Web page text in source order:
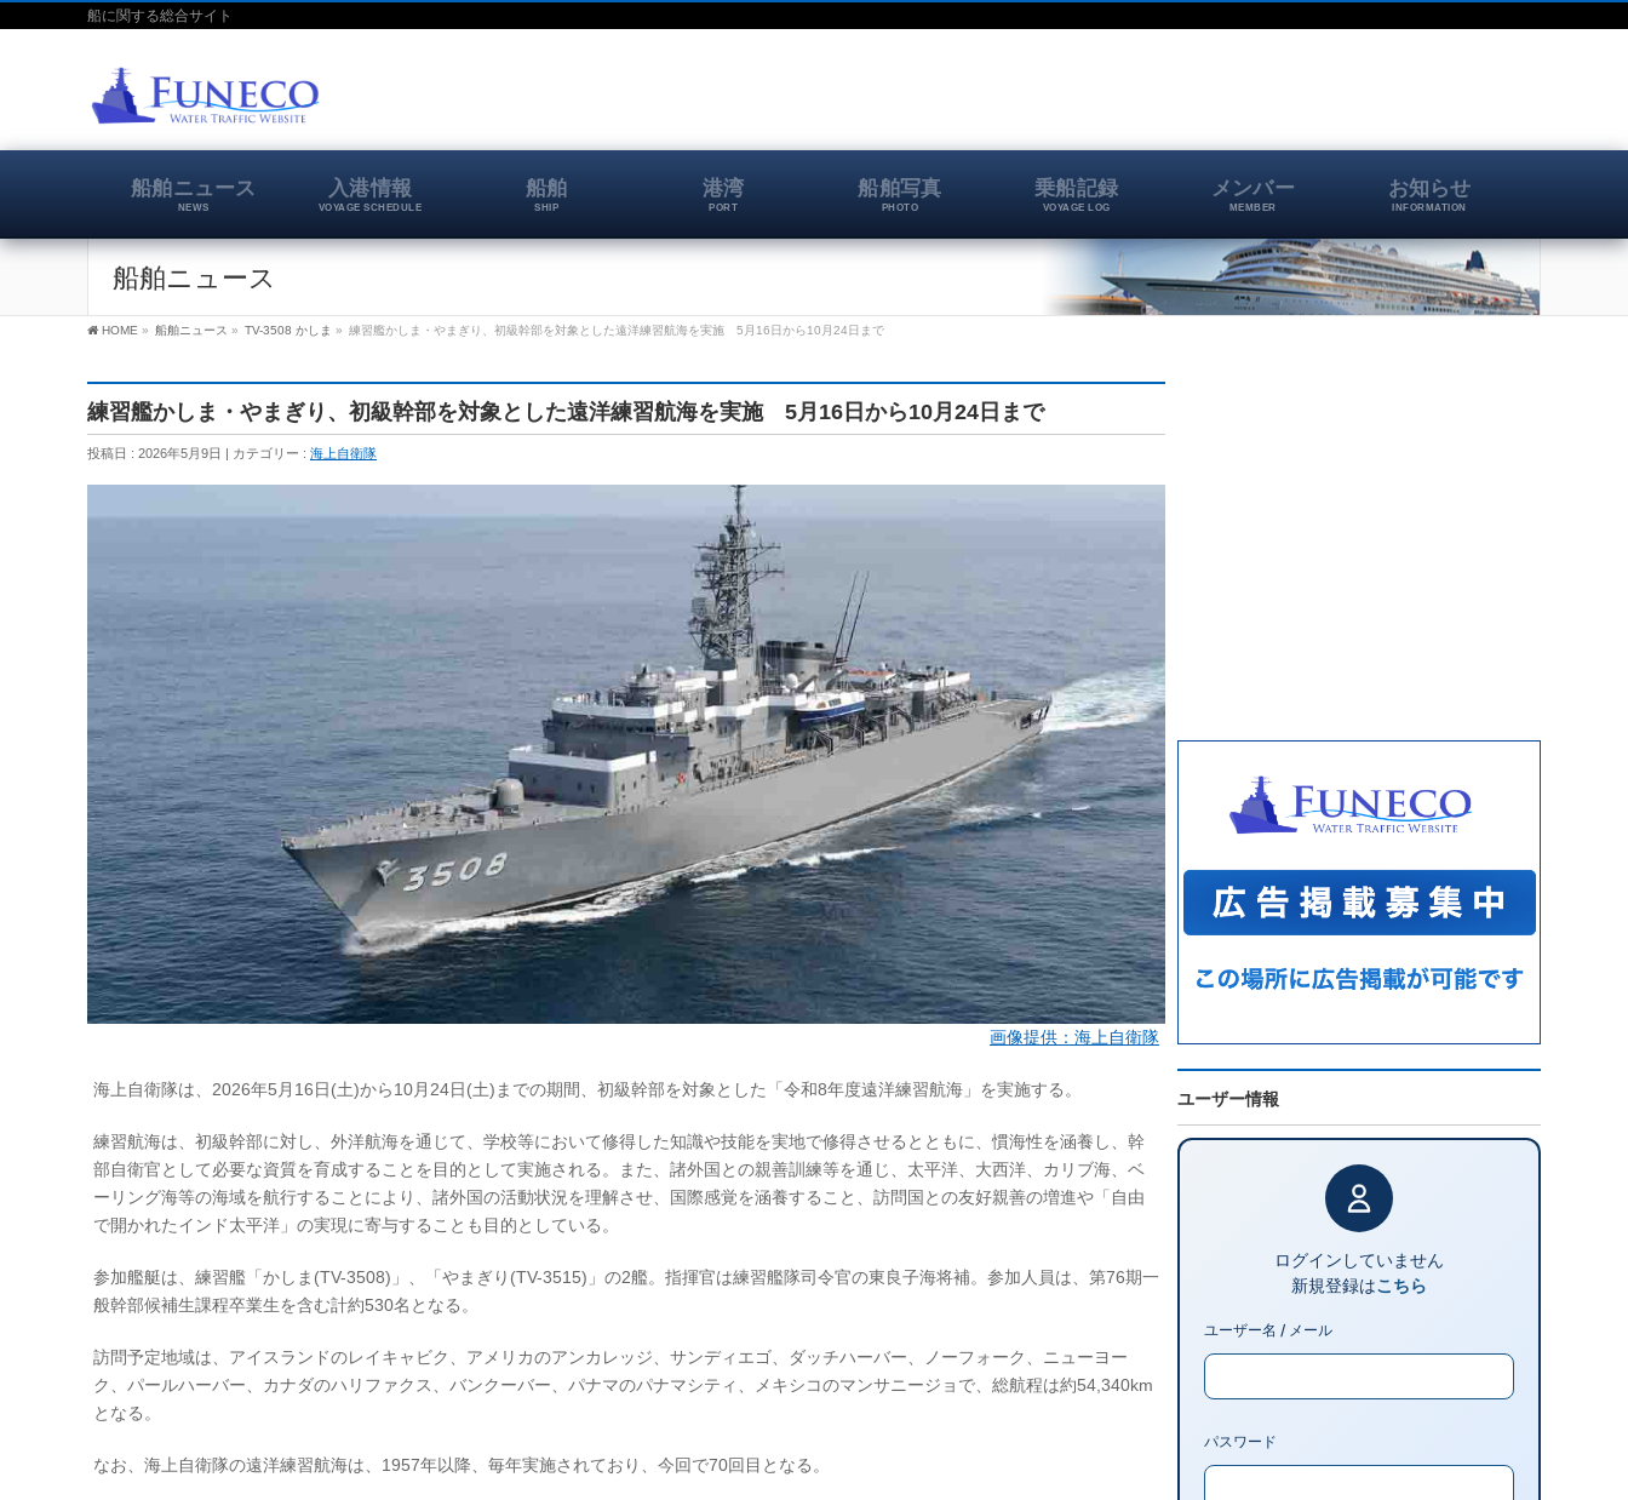
船に関する総合サイト
船舶ニュース
NEWS
入港情報
VOYAGE SCHEDULE
船舶
SHIP
港湾
PORT
船舶写真
PHOTO
乗船記録
VOYAGE LOG
メンバー
MEMBER
お知らせ
INFORMATION
船舶ニュース
HOME » 船舶ニュース » TV-3508 かしま » 練習艦かしま・やまぎり、初級幹部を対象とした遠洋練習航海を実施 5月16日から10月24日まで
練習艦かしま・やまぎり、初級幹部を対象とした遠洋練習航海を実施 5月16日から10月24日まで
投稿日 : 2026年5月9日 カテゴリー : 海上自衛隊
画像提供：海上自衛隊
海上自衛隊は、2026年5月16日(土)から10月24日(土)までの期間、初級幹部を対象とした「令和8年度遠洋練習航海」を実施する。
練習航海は、初級幹部に対し、外洋航海を通じて、学校等において修得した知識や技能を実地で修得させるとともに、慣海性を涵養し、幹
部自衛官として必要な資質を育成することを目的として実施される。また、諸外国との親善訓練等を通じ、太平洋、大西洋、カリブ海、ベ
ーリング海等の海域を航行することにより、諸外国の活動状況を理解させ、国際感覚を涵養すること、訪問国との友好親善の増進や「自由
で開かれたインド太平洋」の実現に寄与することも目的としている。
参加艦艇は、練習艦「かしま(TV-3508)」、「やまぎり(TV-3515)」の2艦。指揮官は練習艦隊司令官の東良子海将補。参加人員は、第76期一
般幹部候補生課程卒業生を含む計約530名となる。
訪問予定地域は、アイスランドのレイキャビク、アメリカのアンカレッジ、サンディエゴ、ダッチハーバー、ノーフォーク、ニューヨー
ク、パールハーバー、カナダのハリファクス、バンクーバー、パナマのパナマシティ、メキシコのマンサニージョで、総航程は約54,340km
となる。
なお、海上自衛隊の遠洋練習航海は、1957年以降、毎年実施されており、今回で70回目となる。
ユーザー情報
ログインしていません
新規登録はこちら
ユーザー名 / メール
パスワード